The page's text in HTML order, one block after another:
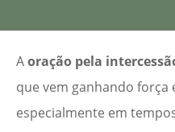
Aoração pela
que vem ganhando força
especialmente em